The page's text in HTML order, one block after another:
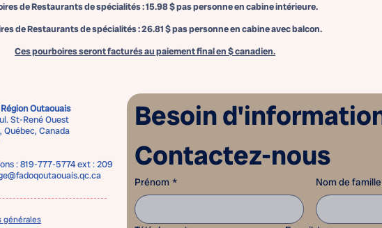
de Restaurants de spécialités :15.98 $pas personne en cabine intérieure.
de Restaurants de spécialités :26.81 $pas personne en cabine avec balcon.
Ces pourboires seront facturés au paiement final en $ canadien.
Outaouais
St-René Ouest
Québec, Canada
: 819-777-5774 ext : 209
générales
Contactez-nous
Prénom * Nom de famille